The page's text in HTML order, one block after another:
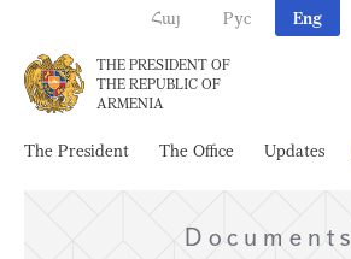
Հայ Рус Eng
THE PRESIDENT OF
THE REPUBLIC OF
ARMENIA
The President The Office Updates
Documents